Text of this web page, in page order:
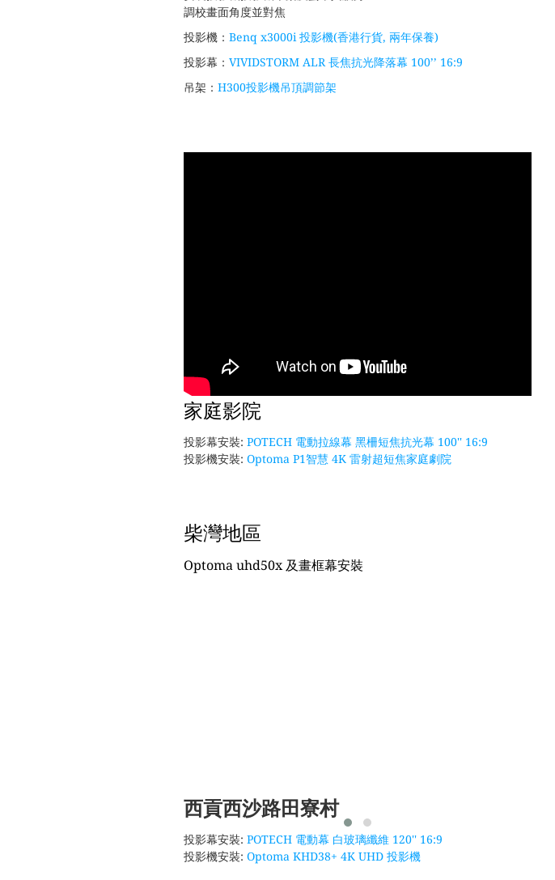
調校畫面角度並對焦
投影機： Benq x3000i 投影機(香港行貨, 兩年保養)
投影幕： VIVIDSTORM ALR 長焦抗光降落幕 100’’ 16:9
吊架： H300投影機吊頂調節架
家庭影院
投影幕安裝: POTECH 電動拉線幕 黑柵短焦抗光幕 100'' 16:9
投影機安裝: Optoma P1智慧 4K 雷射超短焦家庭劇院
柴灣地區
Optoma uhd50x 及畫框幕安裝
西貢西沙路田寮村
投影幕安裝: POTECH 電動幕 白玻璃纖維 120'' 16:9
投影機安裝: Optoma KHD38+ 4K UHD 投影機